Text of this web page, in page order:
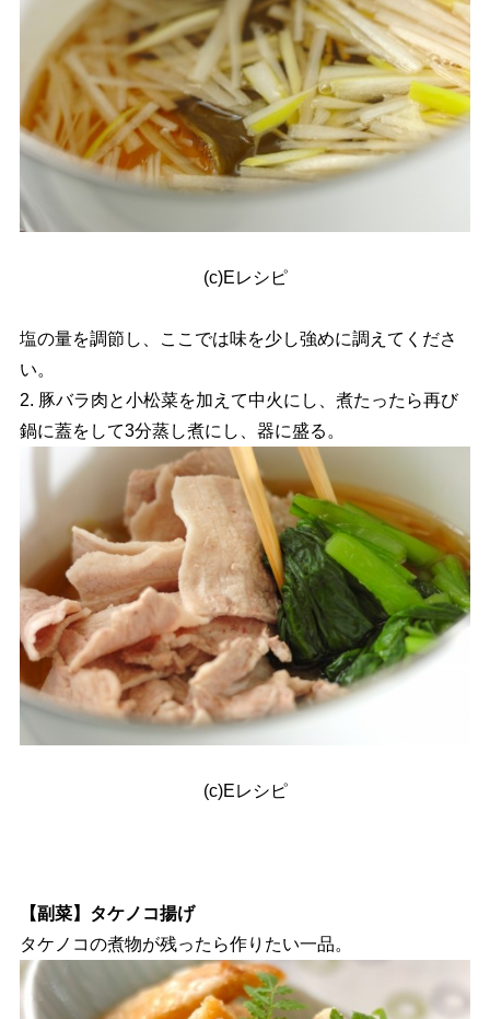
(c)Eレシピ
塩の量を調節し、ここでは味を少し強めに調えてくださ
い。
2. 豚バラ肉と小松菜を加えて中火にし、煮たったら再び
鍋に蓋をして3分蒸し煮にし、器に盛る。
(c)Eレシピ
【副菜】タケノコ揚げ
タケノコの煮物が残ったら作りたい一品。